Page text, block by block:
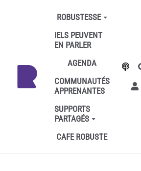
Aller au contenu principal
ROBUSTESSE
IELS PEUVENT
EN PARLER
AGENDA
COMMUNAUTÉS
APPRENANTES
SUPPORTS
PARTAGÉS
CAFE ROBUSTE